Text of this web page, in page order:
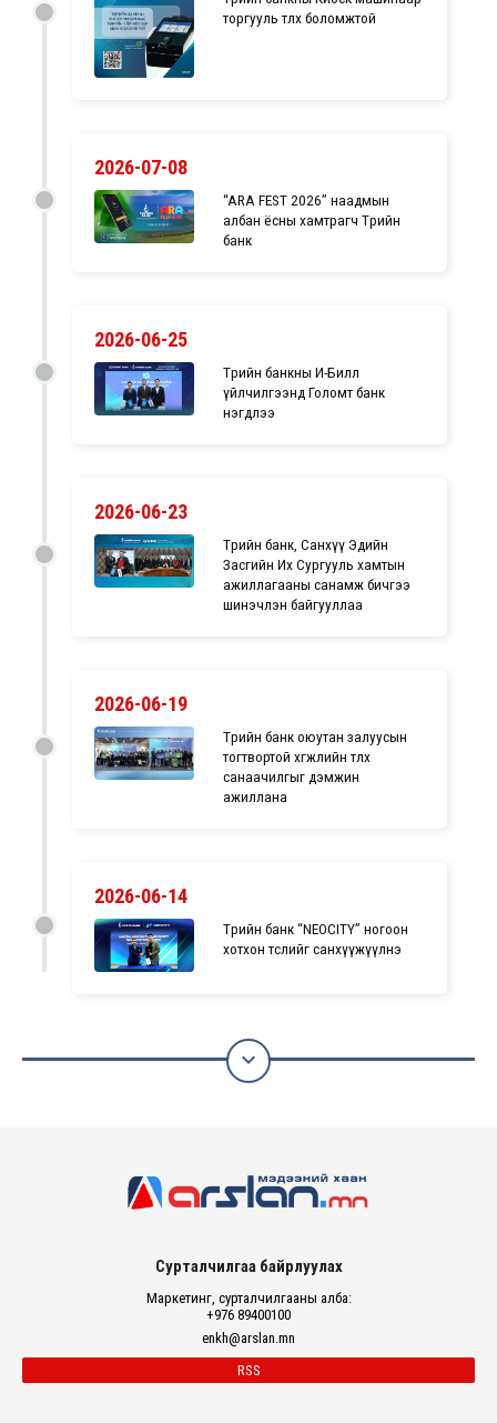
торгууль төлөх боломжтой
2026-07-08
“ARA FEST 2026” наадмын
албан ёсны хамтрагч Төрийн
банк
2026-06-25
Төрийн банкны И-Билл
үйлчилгээнд Голомт банк
нэгдлээ
2026-06-23
Төрийн банк, Санхүү Эдийн
Засгийн Их Сургууль хамтын
ажиллагааны санамж бичгээ
шинэчлэн байгууллаа
2026-06-19
Төрийн банк оюутан залуусын
тогтвортой хөгжлийн төлөөх
санаачилгыг дэмжин
ажиллана
2026-06-14
Төрийн банк “NEOCITY” ногоон
хотхон төслийг санхүүжүүлнэ

Сурталчилгаа байрлуулах
Маркетинг, сурталчилгааны алба:
+976 89400100
enkh@arslan.mn
RSS